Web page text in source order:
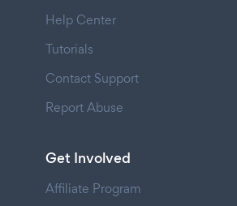
Help Center
Tutorials
Contact Support
Report Abuse
Get Involved
Affiliate Program